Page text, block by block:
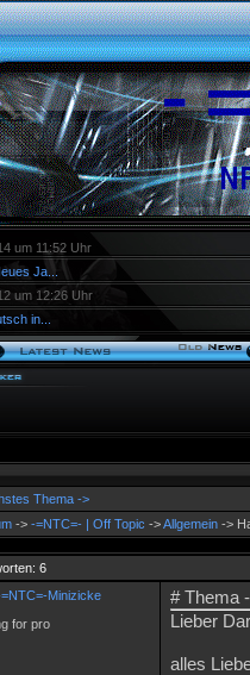
um 11:52 Uhr
Ja...
um 12:26 Uhr
in...
Thema ->
-> -=NTC=- | Off Topic ->Allgemein->
6
Minizicke
for pro
# Thema
Lieber
alles